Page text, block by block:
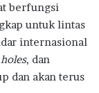
berfungsi
untuk lintas
internasional
holes, dan
dan akan terus